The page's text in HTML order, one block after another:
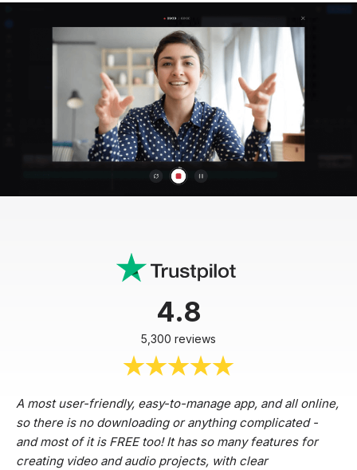
4.8
5,300 reviews
A most user-friendly, easy-to-manage app, and all online,
so there is no downloading or anything complicated -
and most of it is FREE too! It has so many features for
creating video and audio projects, with clear